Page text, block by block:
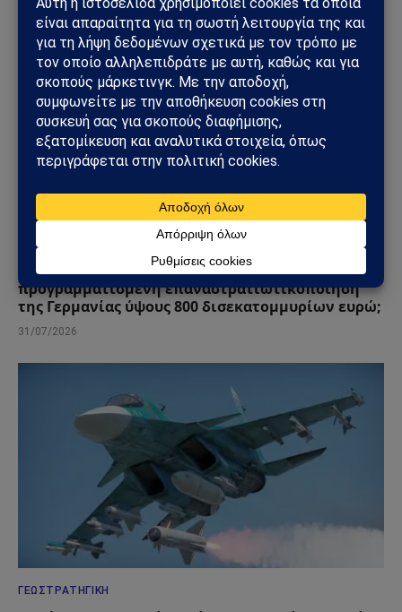
ΑΠΌΨΕΙΣ
Ανάλυση Andrew Korybko: Τι οδηγεί την
προγραμματισμένη επαναστρατιωτικοποίηση
της Γερμανίας ύψους 800 δισεκατομμυρίων ευρώ;
31/07/2026
ΓΕΩΣΤΡΑΤΗΓΙΚΉ